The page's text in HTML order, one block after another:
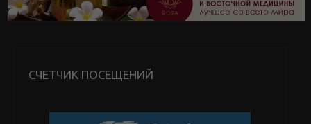
СЧЕТЧИК ПОСЕЩЕНИЙ